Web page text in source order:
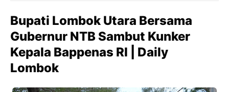
Bupati Lombok Utara Bersama
Gubernur NTB Sambut Kunker
Kepala Bappenas RI | Daily
Lombok